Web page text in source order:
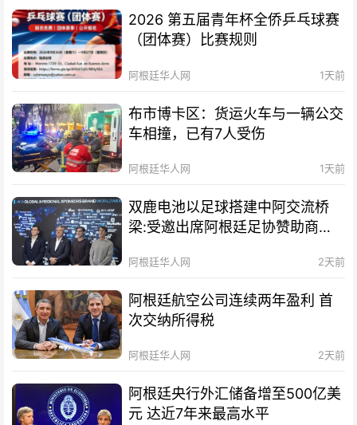
2026 第五届青年杯全侨乒乓球赛
（团体赛）比赛规则
阿根廷华人网 1天前
布市博卡区：货运火车与一辆公交
车相撞，已有7人受伤
阿根廷华人网 1天前
双鹿电池以足球搭建中阿交流桥
梁:受邀出席阿根廷足协赞助商招
阿根廷华人网 2天前
阿根廷航空公司连续两年盈利 首
次交纳所得税
阿根廷华人网 2天前
阿根廷央行外汇储备增至500亿美
元 达近7年来最高水平